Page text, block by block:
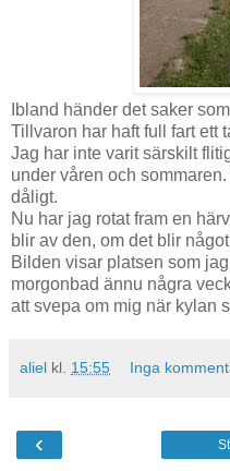
Ibland händer det saker
Tillvaron har haft full fart ett
Jag har inte varit särskilt
under våren och
dåligt.
Nu har jag rotat fram en
blir av den, om det blir
Bilden visar platsen som
morgonbad ännu några
att svepa om mig när kylan
aliel kl. 15:55 Inga
‹